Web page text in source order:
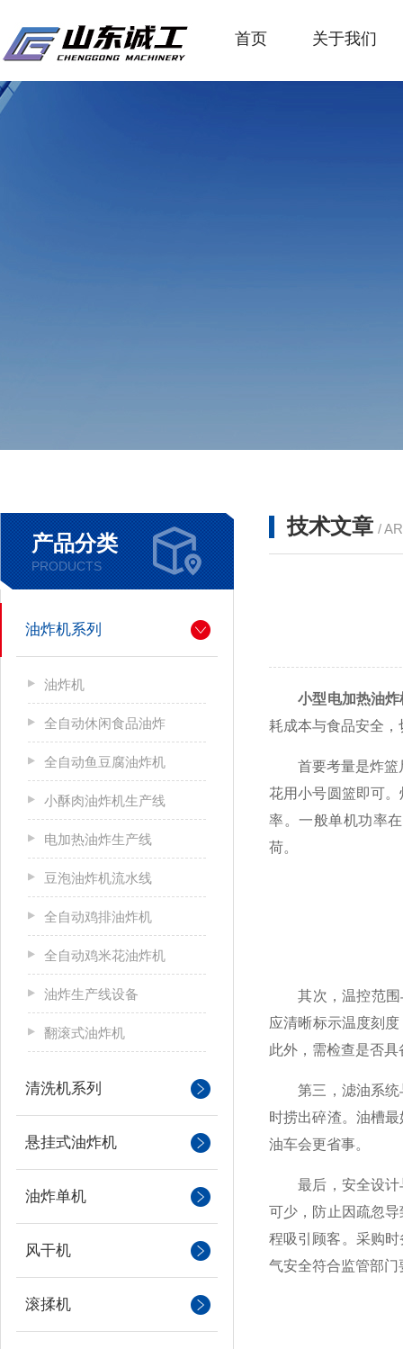
首页 关于我们
产品分类
PRODUCTS
油炸机系列
油炸机
全自动休闲食品油炸
全自动鱼豆腐油炸机
小酥肉油炸机生产线
电加热油炸生产线
豆泡油炸机流水线
全自动鸡排油炸机
全自动鸡米花油炸机
油炸生产线设备
翻滚式油炸机
清洗机系列
悬挂式油炸机
油炸单机
风干机
滚揉机
技术文章 /
小型电加热油炸
耗成本与食品安全
首要考量是炸篮尺
花用小号圆篮即可
率。一般单机功率
荷。
其次，温控范围
应清晰标示温度刻
此外，需检查是否
第三，滤油系统与
时捞出碎渣。油槽
油车会更省事。
最后，安全设计与
可少，防止因疏忽
程吸引顾客。采购
气安全符合监管部